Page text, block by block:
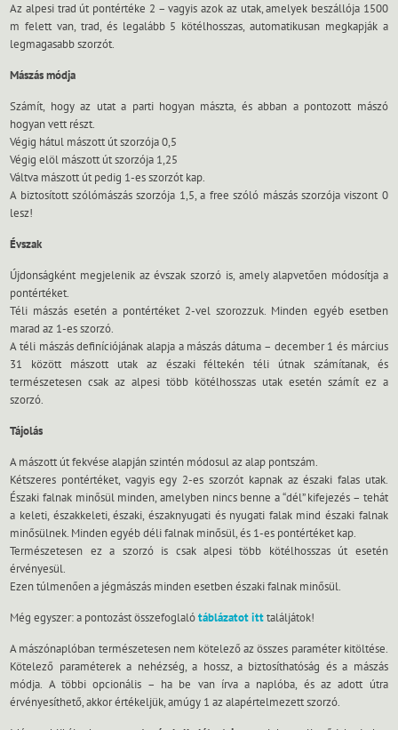
Az alpesi trad út pontértéke 2 – vagyis azok az utak, amelyek beszállója 1500
m felett van, trad, és legalább 5 kötélhosszas, automatikusan megkapják a
legmagasabb szorzót.
Mászás módja
Számít, hogy az utat a parti hogyan mászta, és abban a pontozott mászó
hogyan vett részt.
Végig hátul mászott út szorzója 0,5
Végig elöl mászott út szorzója 1,25
Váltva mászott út pedig 1-es szorzót kap.
A biztosított szólómászás szorzója 1,5, a free szóló mászás szorzója viszont 0
lesz!
Évszak
Újdonságként megjelenik az évszak szorzó is, amely alapvetően módosítja a
pontértéket.
Téli mászás esetén a pontértéket 2-vel szorozzuk. Minden egyéb esetben
marad az 1-es szorzó.
A téli mászás definíciójának alapja a mászás dátuma – december 1 és március
31 között mászott utak az északi féltekén téli útnak számítanak, és
természetesen csak az alpesi több kötélhosszas utak esetén számít ez a
szorzó.
Tájolás
A mászott út fekvése alapján szintén módosul az alap pontszám.
Kétszeres pontértéket, vagyis egy 2-es szorzót kapnak az északi falas utak.
Északi falnak minősül minden, amelyben nincs benne a “dél” kifejezés – tehát
a keleti, északkeleti, északi, északnyugati és nyugati falak mind északi falnak
minősülnek. Minden egyéb déli falnak minősül, és 1-es pontértéket kap.
Természetesen ez a szorzó is csak alpesi több kötélhosszas út esetén
érvényesül.
Ezen túlmenően a jégmászás minden esetben északi falnak minősül.
Még egyszer: a pontozást összefoglalótáblázatot itttaláljátok!
A mászónaplóban természetesen nem kötelező az összes paraméter kitöltése.
Kötelező paraméterek a nehézség, a hossz, a biztosíthatóság és a mászás
módja. A többi opcionális – ha be van írva a naplóba, és az adott útra
érvényesíthető, akkor értékeljük, amúgy 1 az alapértelmezett szorzó.